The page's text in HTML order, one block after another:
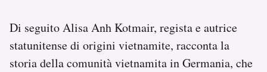
Di seguito Alisa Anh Kotmair, regista e autrice
statunitense di origini vietnamite, racconta la
storia della comunità vietnamita in Germania, che